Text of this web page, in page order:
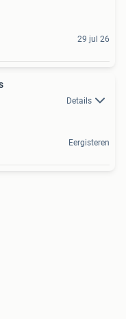
29 jul 26
Details
Eergisteren